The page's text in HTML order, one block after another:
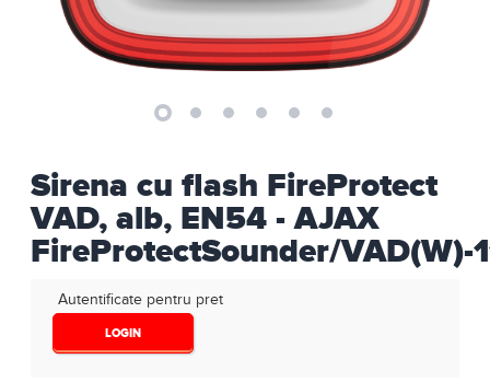
Sirena cu flash FireProtect
VAD, alb, EN54 - AJAX
FireProtectSounder/VAD(W)-
Autentificate pentru pret
LOGIN